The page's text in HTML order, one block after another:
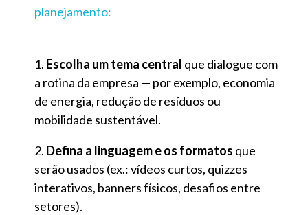
planejamento:
Escolha um tema central que dialogue com
a rotina da empresa — por exemplo, economia
de energia, redução de resíduos ou
mobilidade sustentável.
Defina a linguagem e os formatos que
serão usados (ex.: vídeos curtos, quizzes
interativos, banners físicos, desafios entre
setores).